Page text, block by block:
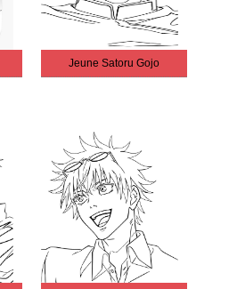
Jeune Satoru Gojo